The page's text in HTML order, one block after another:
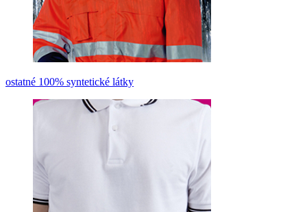
ostatné 100% syntetické látky